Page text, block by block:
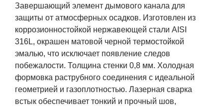
Завершающий элемент дымового канала для
защиты от атмосферных осадков. Изготовлен из
коррозионностойкой нержавеющей стали AISI
316L, окрашен матовой черной термостойкой
эмалью, что исключает появление следов
побежалости. Толщина стенки 0,8 мм. Холодная
формовка раструбного соединения с идеальной
геометрией и газоплотностью. Лазерная сварка
встык обеспечивает тонкий и прочный шов,